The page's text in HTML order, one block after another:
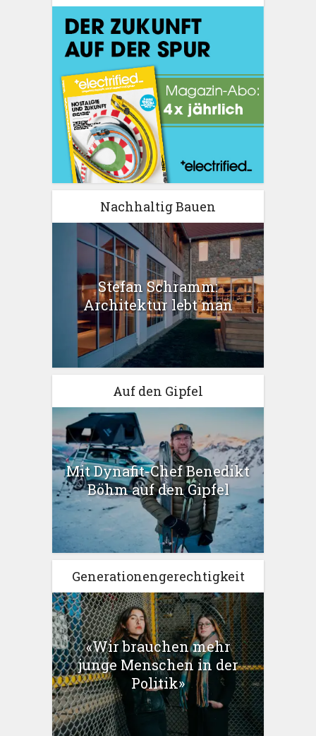
Nachhaltig Bauen
Stefan Schramm:
Architektur lebt man
Auf den Gipfel
Mit Dynafit-Chef Benedikt
Böhm auf den Gipfel
Generationengerechtigkeit
«Wir brauchen mehr
junge Menschen in der
Politik»